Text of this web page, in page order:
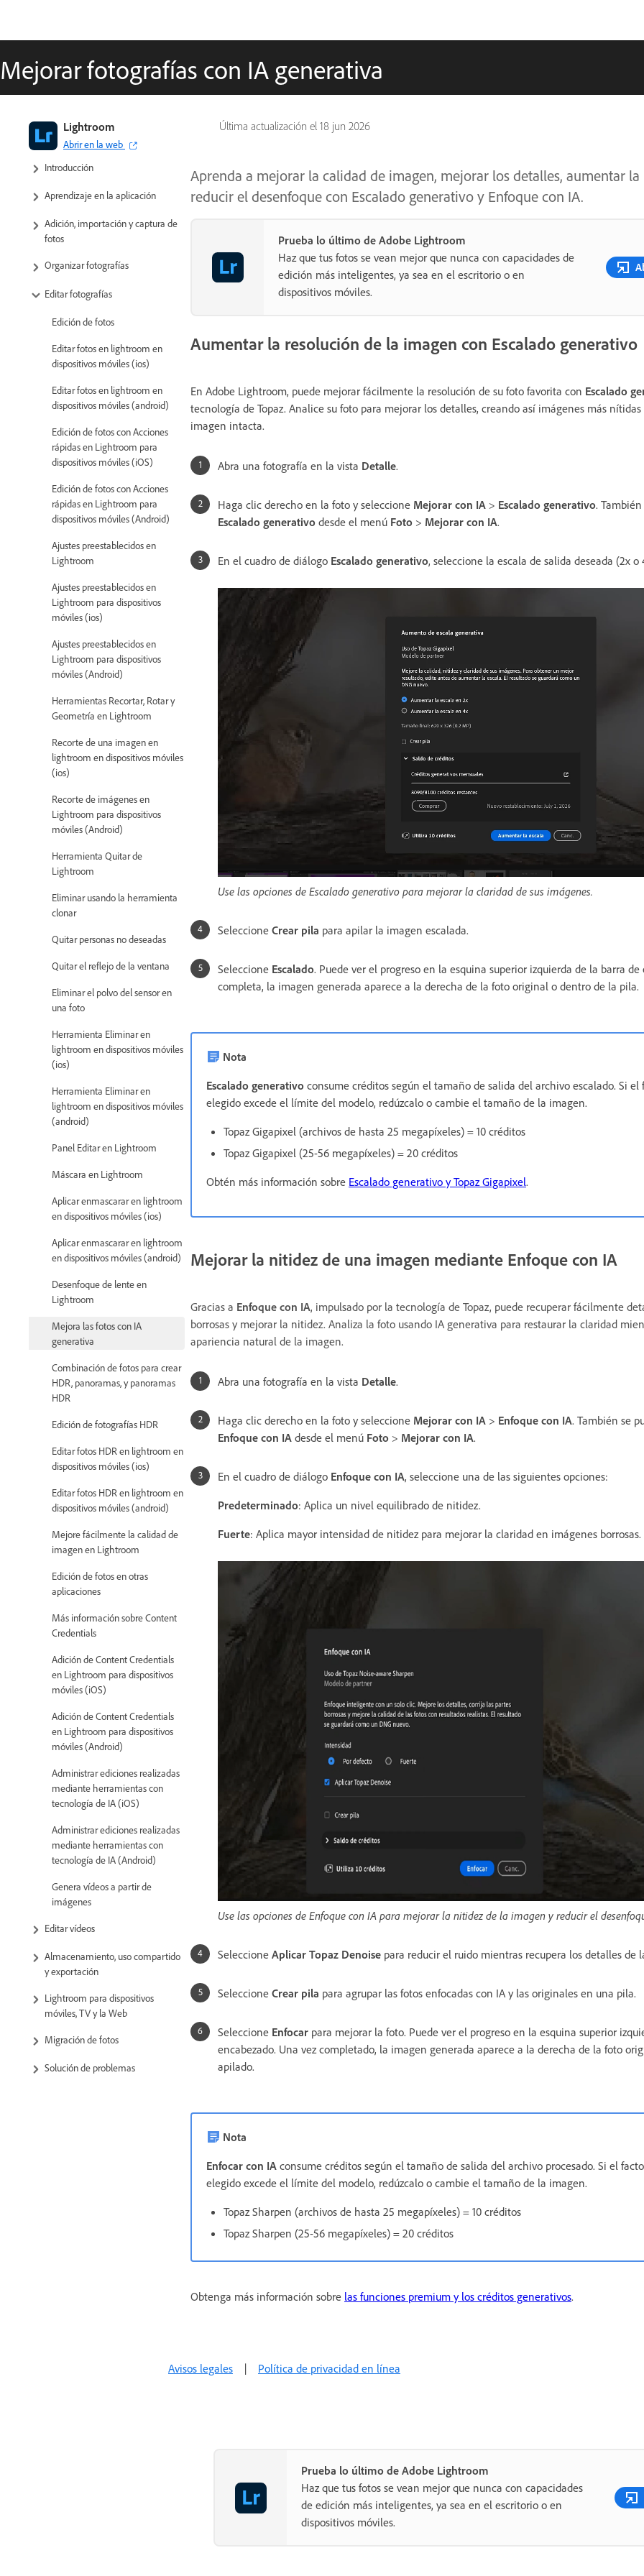
Mejorar fotografías con IA generativa
Última actualización el 18 jun 2026
Lightroom
Abrir en la web
Guía del usuario de Adobe
Lightroom
Introducción
Aprendizaje en la aplicación
Adición, importación y captura de
fotos
Organizar fotografías
Editar fotografías
Edición de fotos
Editar fotos en lightroom en
dispositivos móviles (ios)
Editar fotos en lightroom en
dispositivos móviles (android)
Edición de fotos con Acciones
rápidas en Lightroom para
dispositivos móviles (iOS)
Edición de fotos con Acciones
rápidas en Lightroom para
dispositivos móviles (Android)
Ajustes preestablecidos en
Lightroom
Ajustes preestablecidos en
Lightroom para dispositivos
móviles (ios)
Ajustes preestablecidos en
Lightroom para dispositivos
móviles (Android)
Herramientas Recortar, Rotar y
Geometría en Lightroom
Recorte de una imagen en
lightroom en dispositivos móviles
(ios)
Recorte de imágenes en
Lightroom para dispositivos
móviles (Android)
Herramienta Quitar de
Lightroom
Eliminar usando la herramienta
clonar
Quitar personas no deseadas
Quitar el reflejo de la ventana
Eliminar el polvo del sensor en
una foto
Herramienta Eliminar en
lightroom en dispositivos móviles
(ios)
Herramienta Eliminar en
lightroom en dispositivos móviles
(android)
Panel Editar en Lightroom
Máscara en Lightroom
Aplicar enmascarar en lightroom
en dispositivos móviles (ios)
Aplicar enmascarar en lightroom
en dispositivos móviles (android)
Desenfoque de lente en
Lightroom
Mejora las fotos con IA
generativa
Combinación de fotos para crear
HDR, panoramas, y panoramas
HDR
Edición de fotografías HDR
Editar fotos HDR en lightroom en
dispositivos móviles (ios)
Editar fotos HDR en lightroom en
dispositivos móviles (android)
Mejore fácilmente la calidad de
imagen en Lightroom
Edición de fotos en otras
aplicaciones
Más información sobre Content
Credentials
Adición de Content Credentials
en Lightroom para dispositivos
móviles (iOS)
Adición de Content Credentials
en Lightroom para dispositivos
móviles (Android)
Administrar ediciones realizadas
mediante herramientas con
tecnología de IA (iOS)
Administrar ediciones realizadas
mediante herramientas con
tecnología de IA (Android)
Genera vídeos a partir de
imágenes
Editar vídeos
Almacenamiento, uso compartido
y exportación
Lightroom para dispositivos
móviles, TV y la Web
Migración de fotos
Solución de problemas
Aprenda a mejorar la calidad de imagen, mejorar los detalles, aumentar
reducir el desenfoque con Escalado generativo y Enfoque con IA.
Prueba lo último de Adobe Lightroom
Haz que tus fotos se vean mejor que nunca con capacidades de
edición más inteligentes, ya sea en el escritorio o en
dispositivos móviles.
Aumentar la resolución de la imagen con Escalado generativo
En Adobe Lightroom, puede mejorar fácilmente la resolución de su foto favorita con Escalado
tecnología de Topaz. Analice su foto para mejorar los detalles, creando así imágenes más
imagen intacta.
Abra una fotografía en la vista Detalle.
Haga clic derecho en la foto y seleccione Mejorar con IA > Escalado generativo.
Escalado generativo desde el menú Foto > Mejorar con IA.
En el cuadro de diálogo Escalado generativo, seleccione la escala de salida deseada (2x o
Use las opciones de Escalado generativo para mejorar la claridad de sus imágenes.
Seleccione Crear pila para apilar la imagen escalada.
Seleccione Escalado. Puede ver el progreso en la esquina superior izquierda de la barra de
completa, la imagen generada aparece a la derecha de la foto original o dentro de la pila.
Nota
Escalado generativo consume créditos según el tamaño de salida del archivo escalado. Si el
elegido excede el límite del modelo, redúzcalo o cambie el tamaño de la imagen.
Topaz Gigapixel (archivos de hasta 25 megapíxeles) = 10 créditos
Topaz Gigapixel (25-56 megapíxeles) = 20 créditos
Obtén más información sobre Escalado generativo y Topaz Gigapixel.
Mejorar la nitidez de una imagen mediante Enfoque con IA
Gracias a Enfoque con IA, impulsado por la tecnología de Topaz, puede recuperar fácilmente
borrosas y mejorar la nitidez. Analiza la foto usando IA generativa para restaurar la claridad
apariencia natural de la imagen.
Abra una fotografía en la vista Detalle.
Haga clic derecho en la foto y seleccione Mejorar con IA > Enfoque con IA. También se
Enfoque con IA desde el menú Foto > Mejorar con IA.
En el cuadro de diálogo Enfoque con IA, seleccione una de las siguientes opciones:
Predeterminado: Aplica un nivel equilibrado de nitidez.
Fuerte: Aplica mayor intensidad de nitidez para mejorar la claridad en imágenes borrosas.
Use las opciones de Enfoque con IA para mejorar la nitidez de la imagen y reducir el
Seleccione Aplicar Topaz Denoise para reducir el ruido mientras recupera los detalles de
Seleccione Crear pila para agrupar las fotos enfocadas con IA y las originales en una pila.
Seleccione Enfocar para mejorar la foto. Puede ver el progreso en la esquina superior
encabezado. Una vez completado, la imagen generada aparece a la derecha de la foto
apilado.
Nota
Enfocar con IA consume créditos según el tamaño de salida del archivo procesado. Si el
elegido excede el límite del modelo, redúzcalo o cambie el tamaño de la imagen.
Topaz Sharpen (archivos de hasta 25 megapíxeles) = 10 créditos
Topaz Sharpen (25-56 megapíxeles) = 20 créditos
Obtenga más información sobre las funciones premium y los créditos generativos.
Avisos legales | Política de privacidad en línea
Prueba lo último de Adobe Lightroom
Haz que tus fotos se vean mejor que nunca con capacidades
de edición más inteligentes, ya sea en el escritorio o en
dispositivos móviles.